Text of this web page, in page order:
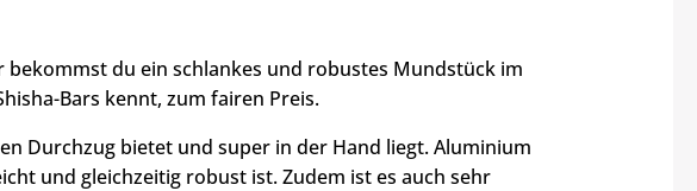
du ein schlankes und robustes Mundstück im
Bars kennt, zum fairen Preis.
Durchzug bietet und super in der Hand liegt. Aluminium
und gleichzeitig robust ist. Zudem ist es auch sehr